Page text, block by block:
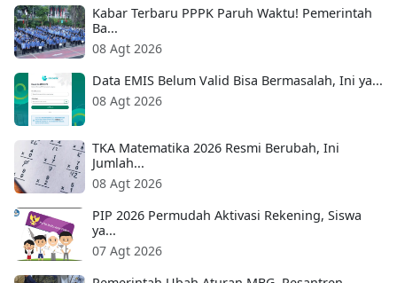
Kabar Terbaru PPPK Paruh Waktu! Pemerintah
Ba...
08 Agt 2026
Data EMIS Belum Valid Bisa Bermasalah, Ini ya...
08 Agt 2026
TKA Matematika 2026 Resmi Berubah, Ini
Jumlah...
08 Agt 2026
PIP 2026 Permudah Aktivasi Rekening, Siswa
ya...
07 Agt 2026